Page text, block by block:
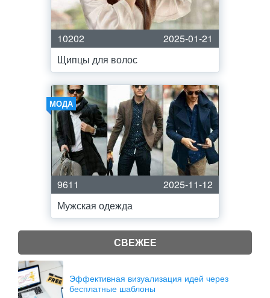
10202
2025-01-21
Щипцы для волос
МОДА
9611
2025-11-12
Мужская одежда
СВЕЖЕЕ
Эффективная визуализация идей через
бесплатные шаблоны